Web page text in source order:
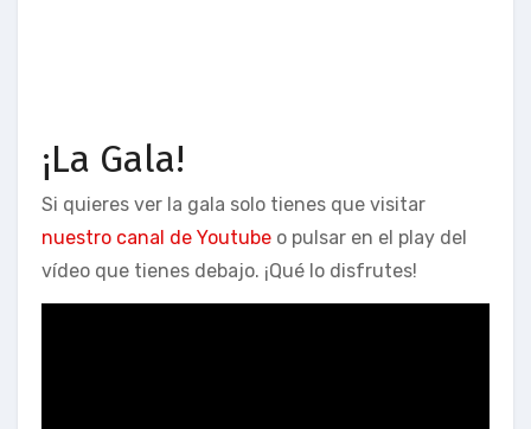
¡La Gala!
Si quieres ver la gala solo tienes que visitar
nuestro canal de Youtube o pulsar en el play del
vídeo que tienes debajo. ¡Qué lo disfrutes!